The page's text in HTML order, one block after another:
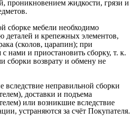
проникновением жидкости, грязи и
сборке мебели необходимо
деталей и крепежных элементов,
(сколов, царапин); при
нами и приостановить сборку, т. к.
сборки возврату и обмену не
неправильной сборки
доставки и подъема
или возникшие вследствие
устраняются за счёт Покупателя.